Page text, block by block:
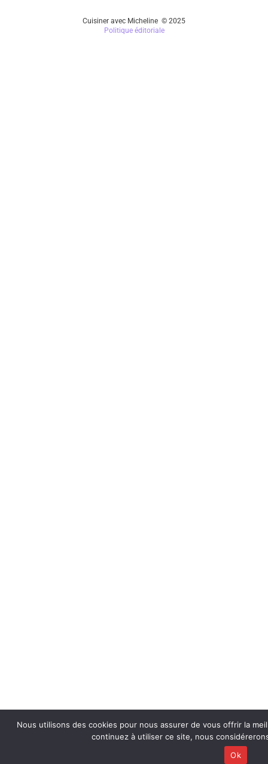
Cuisiner avec Micheline © 2025
Politique éditoriale
Nous utilisons des cookies pour nous assurer de vous offrir la
continuez à utiliser ce site, nous
Ok